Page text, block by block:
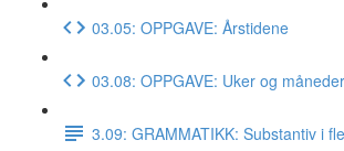
03.05: OPPGAVE: Årstidene
03.08: OPPGAVE: Uker og måneder
3.09: GRAMMATIKK: Substantiv i